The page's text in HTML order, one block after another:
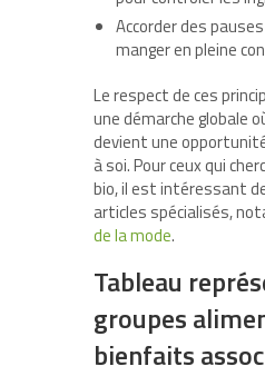
Accorder des
manger en pleine
Le respect de ces
une démarche globale
devient une
à soi. Pour ceux qui
bio, il est intéressant
articles spécialisés,
de la mode.
Tableau
groupes
bienfaits